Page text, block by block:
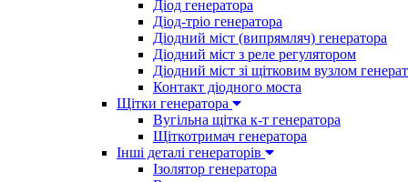
Діод генератора
Діод-тріо генератора
Діодний міст (випрямляч) генератора
Діодний міст з реле регулятором
Діодний міст зі щітковим вузлом
Контакт діодного моста
Щітки генератора
Вугільна щітка к-т генератора
Щіткотримач генератора
Інші деталі генераторів
Ізолятор генератора